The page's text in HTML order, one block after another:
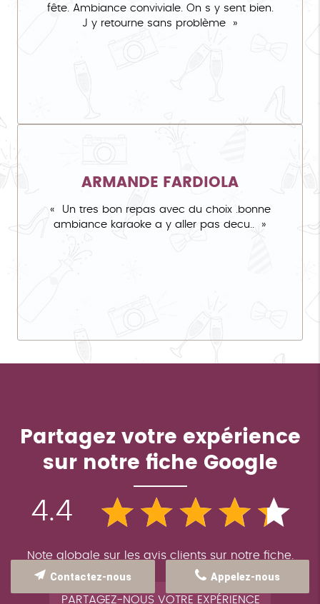
fête. Ambiance conviviale. On s y sent bien.
J y retourne sans problème
ARMANDE FARDIOLA
Un tres bon repas avec du choix .bonne
ambiance karaoke a y aller pas decu..
Partagez votre expérience
sur notre fiche Google
4.4
Note globale sur les avis clients sur notre fiche.
PARTAGEZ-NOUS VOTRE EXPÉRIENCE
Appelez-nous
Contactez-nous